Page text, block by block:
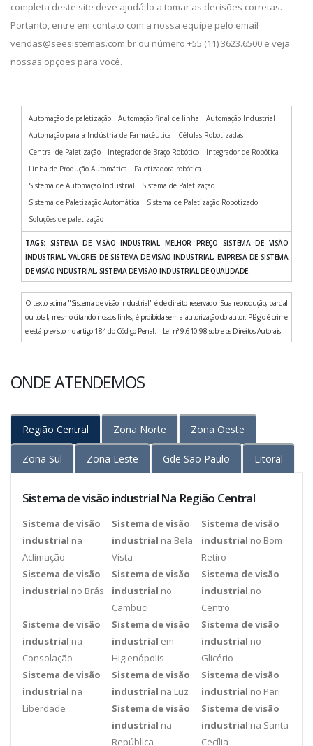
completa deste site deve ajudá-lo a tomar as decisões corretas.
Portanto, entre em contato com a nossa equipe pelo email
vendas@seesistemas.com.br ou número +55 (11) 3623.6500 e veja
nossas opções para você.
Automação de paletização Automação final de linha
Automação Industrial
Automação para a Indústria de Farmacêutica
Células Robotizadas
Central de Paletização
Integrador de Braço Robótico
Integrador de Robótica
Linha de Produção Automática
Paletizadora robótica
Sistema de Automação Industrial
Sistema de Paletização
Sistema de Paletização Automática
Sistema de Paletização Robotizado
Soluções de paletização
TAGS:SISTEMA DE VISÃO INDUSTRIAL MELHOR PREÇO SISTEMA DE VISÃO
INDUSTRIAL, VALORES DE SISTEMA DE VISÃO INDUSTRIAL, EMPRESA DE SISTEMA
DE VISÃO INDUSTRIAL, SISTEMA DE VISÃO INDUSTRIAL DE QUALIDADE.
O texto acima "Sistema de visão industrial" é de direito reservado. Sua reprodução, parcial
ou total, mesmo citando nossos links, é proibida sem a autorização do autor. Plágio é crime
e está previsto no artigo 184 do Código Penal. – Lei n° 9.610-98 sobre os Direitos Autorais
ONDE ATENDEMOS
Região Central Zona Norte Zona Oeste
Zona Sul Zona Leste Gde São Paulo Litoral
Sistema de visão industrial Na Região Central
Sistema de visão
industrial na
Aclimação
Sistema de visão
industrial na Bela
Vista
Sistema de visão
industrial no Bom
Retiro
Sistema de visão
industrial no Brás
Sistema de visão
industrial no
Cambuci
Sistema de visão
industrial no
Centro
Sistema de visão
industrial na
Consolação
Sistema de visão
industrial em
Higienópolis
Sistema de visão
industrial no
Glicério
Sistema de visão
industrial na
Liberdade
Sistema de visão
industrial na Luz
Sistema de visão
industrial no Pari
Sistema de visão
industrial na
República
Sistema de visão
industrial na Santa
Cecília